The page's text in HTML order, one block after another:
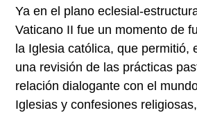
Ya en el plano eclesial-
Vaticano II fue un momento de
la Iglesia católica, que permitió,
una revisión de las prácticas
relación dialogante con el
Iglesias y confesiones